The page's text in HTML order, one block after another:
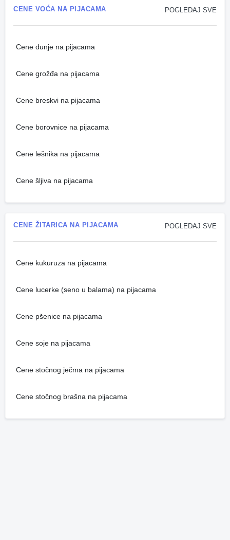
POGLEDAJ SVE
CENE VOĆA NA PIJACAMA
Cene dunje na pijacama
Cene grožđa na pijacama
Cene breskvi na pijacama
Cene borovnice na pijacama
Cene lešnika na pijacama
Cene šljiva na pijacama
POGLEDAJ SVE
CENE ŽITARICA NA PIJACAMA
Cene kukuruza na pijacama
Cene lucerke (seno u balama) na pijacama
Cene pšenice na pijacama
Cene soje na pijacama
Cene stočnog ječma na pijacama
Cene stočnog brašna na pijacama